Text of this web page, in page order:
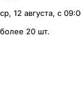
ср, 12 августа, с
более 20 шт.